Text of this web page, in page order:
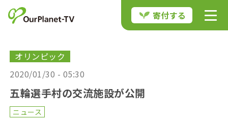
寄付する
オリンピック
2020/01/30 - 05:30
五輪選手村の交流施設が公開
ニュース